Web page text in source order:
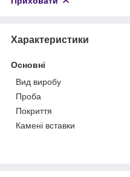
Характеристики
Основні
Вид виробу
Проба
Покриття
Камені вставки